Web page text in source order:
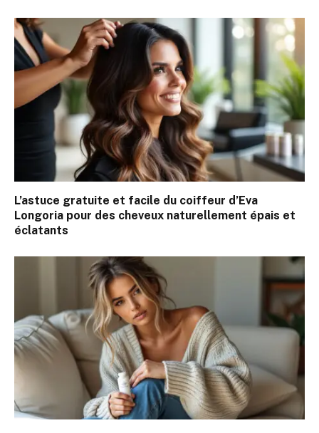
L’astuce gratuite et facile du coiffeur d’Eva
Longoria pour des cheveux naturellement épais et
éclatants